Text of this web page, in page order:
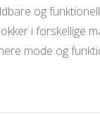
og
i forskellige
mode og